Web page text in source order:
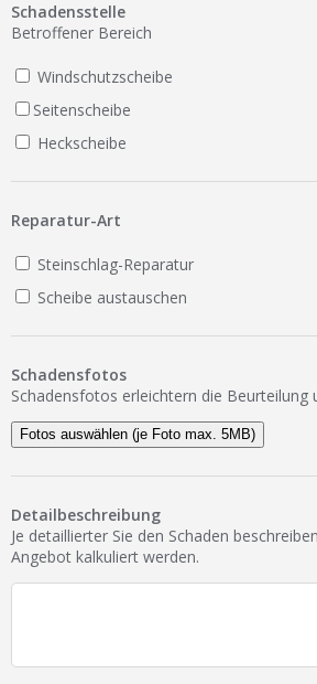
Schadensstelle
Betroffener Bereich
Windschutzscheibe
Seitenscheibe
Heckscheibe
Reparatur-Art
Steinschlag-Reparatur
Scheibe austauschen
Schadensfotos
Schadensfotos erleichtern die Beurteilung
Fotos auswählen (je Foto max. 5MB)
Detailbeschreibung
Je detaillierter Sie den Schaden
Angebot kalkuliert werden.